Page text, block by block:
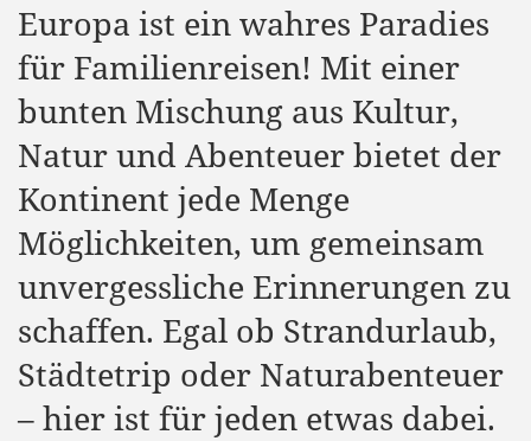
Europa ist ein wahres Paradies
für Familienreisen! Mit einer
bunten Mischung aus Kultur,
Natur und Abenteuer bietet der
Kontinent jede Menge
Möglichkeiten, um gemeinsam
unvergessliche Erinnerungen zu
schaffen. Egal ob Strandurlaub,
Städtetrip oder Naturabenteuer
– hier ist für jeden etwas dabei.